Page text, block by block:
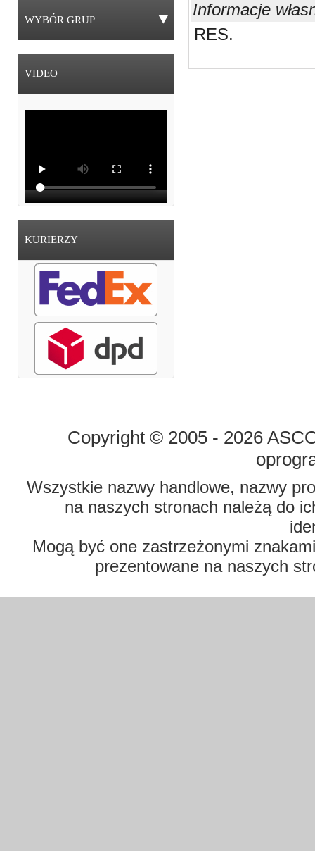
WYBÓR GRUP
VIDEO
KURIERZY
Informacje
RES.
Copyright © 2005 - 2026
Wszystkie nazwy handlowe, nazwy
na naszych stronach należą do
Mogą być one zastrzeżonymi
prezentowane na naszych